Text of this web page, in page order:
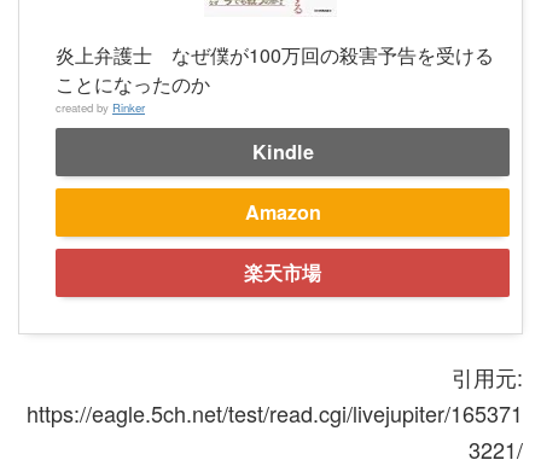
炎上弁護士 なぜ僕が100万回の殺害予告を受ける
ことになったのか
created by Rinker
Kindle
Amazon
楽天市場
引用元:
https://eagle.5ch.net/test/read.cgi/livejupiter/165371
3221/